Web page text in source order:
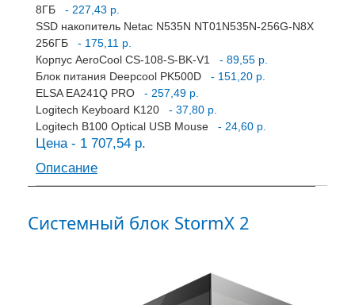
8ГБ
- 227,43 р.
SSD накопитель Netac N535N NT01N535N-256G-N8X
256ГБ
- 175,11 р.
Корпус AeroCool CS-108-S-BK-V1
- 89,55 р.
Блок питания Deepcool PK500D
- 151,20 р.
ELSA EA241Q PRO
- 257,49 р.
Logitech Keyboard K120
- 37,80 р.
Logitech B100 Optical USB Mouse
- 24,60 р.
Цена - 1 707,54 р.
Описание
Системный блок StormX 2